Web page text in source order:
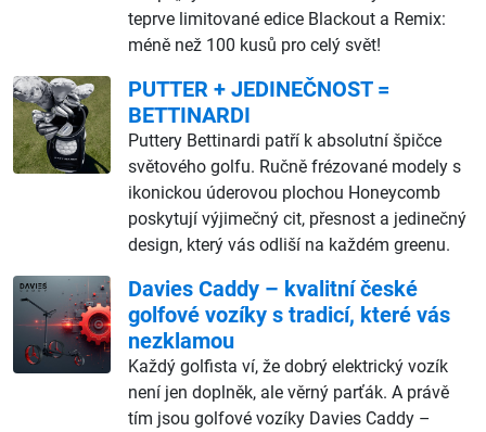
teprve limitované edice Blackout a Remix:
méně než 100 kusů pro celý svět!
PUTTER + JEDINEČNOST =
BETTINARDI
Puttery Bettinardi patří k absolutní špičce
světového golfu. Ručně frézované modely s
ikonickou úderovou plochou Honeycomb
poskytují výjimečný cit, přesnost a jedinečný
design, který vás odliší na každém greenu.
Davies Caddy – kvalitní české
golfové vozíky s tradicí, které vás
nezklamou
Každý golfista ví, že dobrý elektrický vozík
není jen doplněk, ale věrný parťák. A právě
tím jsou golfové vozíky Davies Caddy –